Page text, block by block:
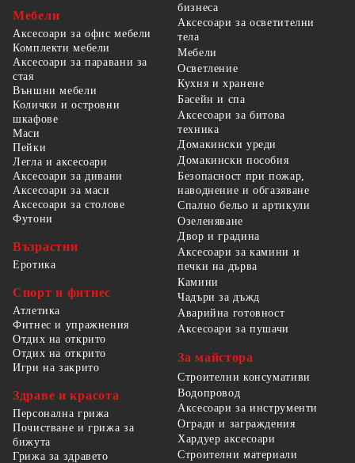
Мебели
Аксесоари за офис мебели
Комплекти мебели
Аксесоари за паравани за
стая
Външни мебели
Колички и островни
шкафове
Маси
Пейки
Легла и аксесоари
Аксесоари за дивани
Аксесоари за маси
Аксесоари за столове
Футони
Възрастни
Еротика
Спорт и фитнес
Атлетика
Фитнес и упражнения
Отдих на открито
Отдих на открито
Игри на закрито
Здраве и красота
Персонална грижа
Почистване и грижа за
бижута
Грижа за здравето
бизнеса
Аксесоари за осветителни
тела
Мебели
Осветление
Кухня и хранене
Басейн и спа
Аксесоари за битова
техника
Домакински уреди
Домакински пособия
Безопасност при пожар,
наводнение и обгазяване
Спално бельо и артикули
Озеленяване
Двор и градина
Аксесоари за камини и
печки на дърва
Камини
Чадъри за дъжд
Аварийна готовност
Аксесоари за пушачи
За майстора
Строителни консумативи
Водопровод
Аксесоари за инструменти
Огради и заграждения
Хардуер аксесоари
Строителни материали